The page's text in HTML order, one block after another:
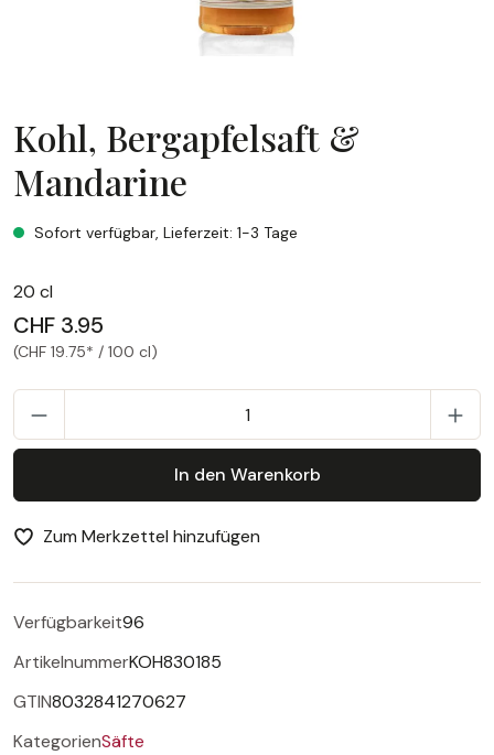
Kohl, Bergapfelsaft &
Mandarine
Kohl, Bergapfelsaft & Mandarine
Sofort verfügbar, Lieferzeit: 1-3 Tage
20 cl
CHF 3.95
(CHF 19.75* / 100 cl)
In den Warenkorb
Zum Merkzettel hinzufügen
Verfügbarkeit96
ArtikelnummerKOH830185
GTIN8032841270627
KategorienSäfte